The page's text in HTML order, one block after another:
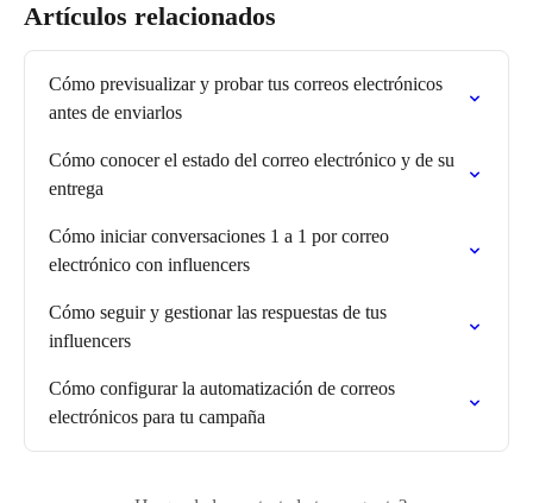
Artículos relacionados
Cómo previsualizar y probar tus correos electrónicos
antes de enviarlos
Cómo conocer el estado del correo electrónico y de su
entrega
Cómo iniciar conversaciones 1 a 1 por correo
electrónico con influencers
Cómo seguir y gestionar las respuestas de tus
influencers
Cómo configurar la automatización de correos
electrónicos para tu campaña